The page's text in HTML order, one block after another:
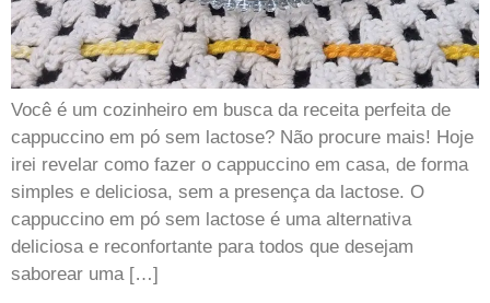
Você é um cozinheiro em busca da receita perfeita de
cappuccino em pó sem lactose? Não procure mais! Hoje
irei revelar como fazer o cappuccino em casa, de forma
simples e deliciosa, sem a presença da lactose. O
cappuccino em pó sem lactose é uma alternativa
deliciosa e reconfortante para todos que desejam
saborear uma […]